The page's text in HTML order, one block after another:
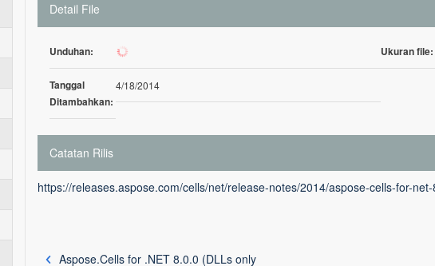
Detail File
Unduhan: 930 Ukuran file:
Tanggal
Ditambahkan:
4/18/2014
Catatan Rilis
https://releases.aspose.com/cells/net/release-notes/2014/aspose-cells-for-
Aspose.Cells for .NET 8.0.0 (DLLs only